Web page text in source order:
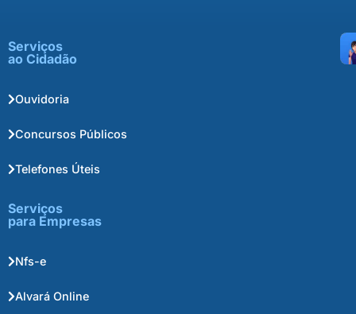
Serviços
ao Cidadão
Ouvidoria
Concursos Públicos
Telefones Úteis
Serviços
para Empresas
Nfs-e
Alvará Online